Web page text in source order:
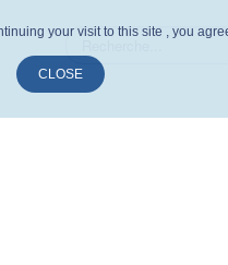
your visit to this site , you
CLOSE